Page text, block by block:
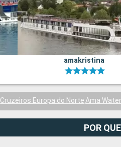
amakristina
Cruzeiros Europa do Norte Ama
POR